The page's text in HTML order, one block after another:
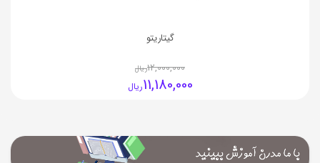
گیتاریتو
12,000,000ریال
11,180,000ریال